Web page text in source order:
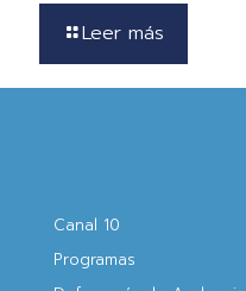
Leer más
Canal 10
Programas